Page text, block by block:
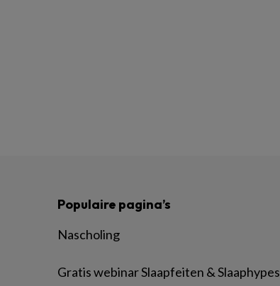
Populaire pagina’s
Nascholing
Gratis webinar Slaapfeiten & Slaaphypes